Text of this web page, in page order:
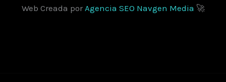
Web Creada por Agencia SEO Navgen Media 🚀